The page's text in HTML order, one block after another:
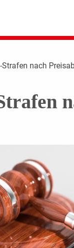
Strafen nach